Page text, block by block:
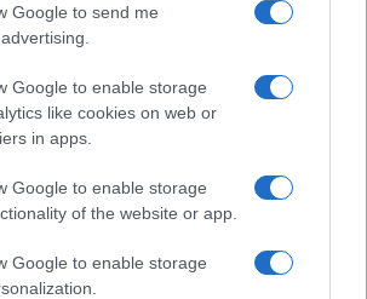
Google to send me
Google to enable storage
like cookies on web or
in apps.
Google to enable storage
of the website or app.
Google to enable storage
dopo le polemiche il centro
divieto di sosta contro spaccio e degrado:
caffè impeccabile: come scegliere la
ideale per la casa e l’ufficio